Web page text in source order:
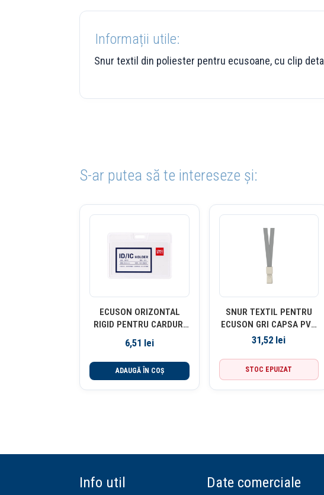
Informații utile:
Snur textil din poliester pentru ecusoane, cu clip
S-ar putea să te intereseze și:
ECUSON ORIZONTAL
RIGID PENTRU CARDURI
89*54MM RAMA ALBA
DESCHIDERE LATERALA
DELI
6,51 lei
ADAUGĂ ÎN COȘ
SNUR TEXTIL PENTRU
ECUSON GRI CAPSA PVC
450*15MM 12 BUC/SET
31,52 lei
STOC EPUIZAT
Info util Date comerciale